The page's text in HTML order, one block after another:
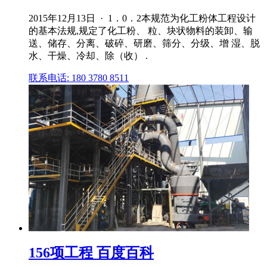
2015年12月13日 · 1．0．2本规范为化工粉体工程设计
的基本法规,规定了化工粉、 粒、块状物料的装卸、输
送、储存、分离、破碎、研磨、筛分、分级、增 湿、脱
水、干燥、冷却、除（收） .
联系电话: 180 3780 8511
156项工程 百度百科